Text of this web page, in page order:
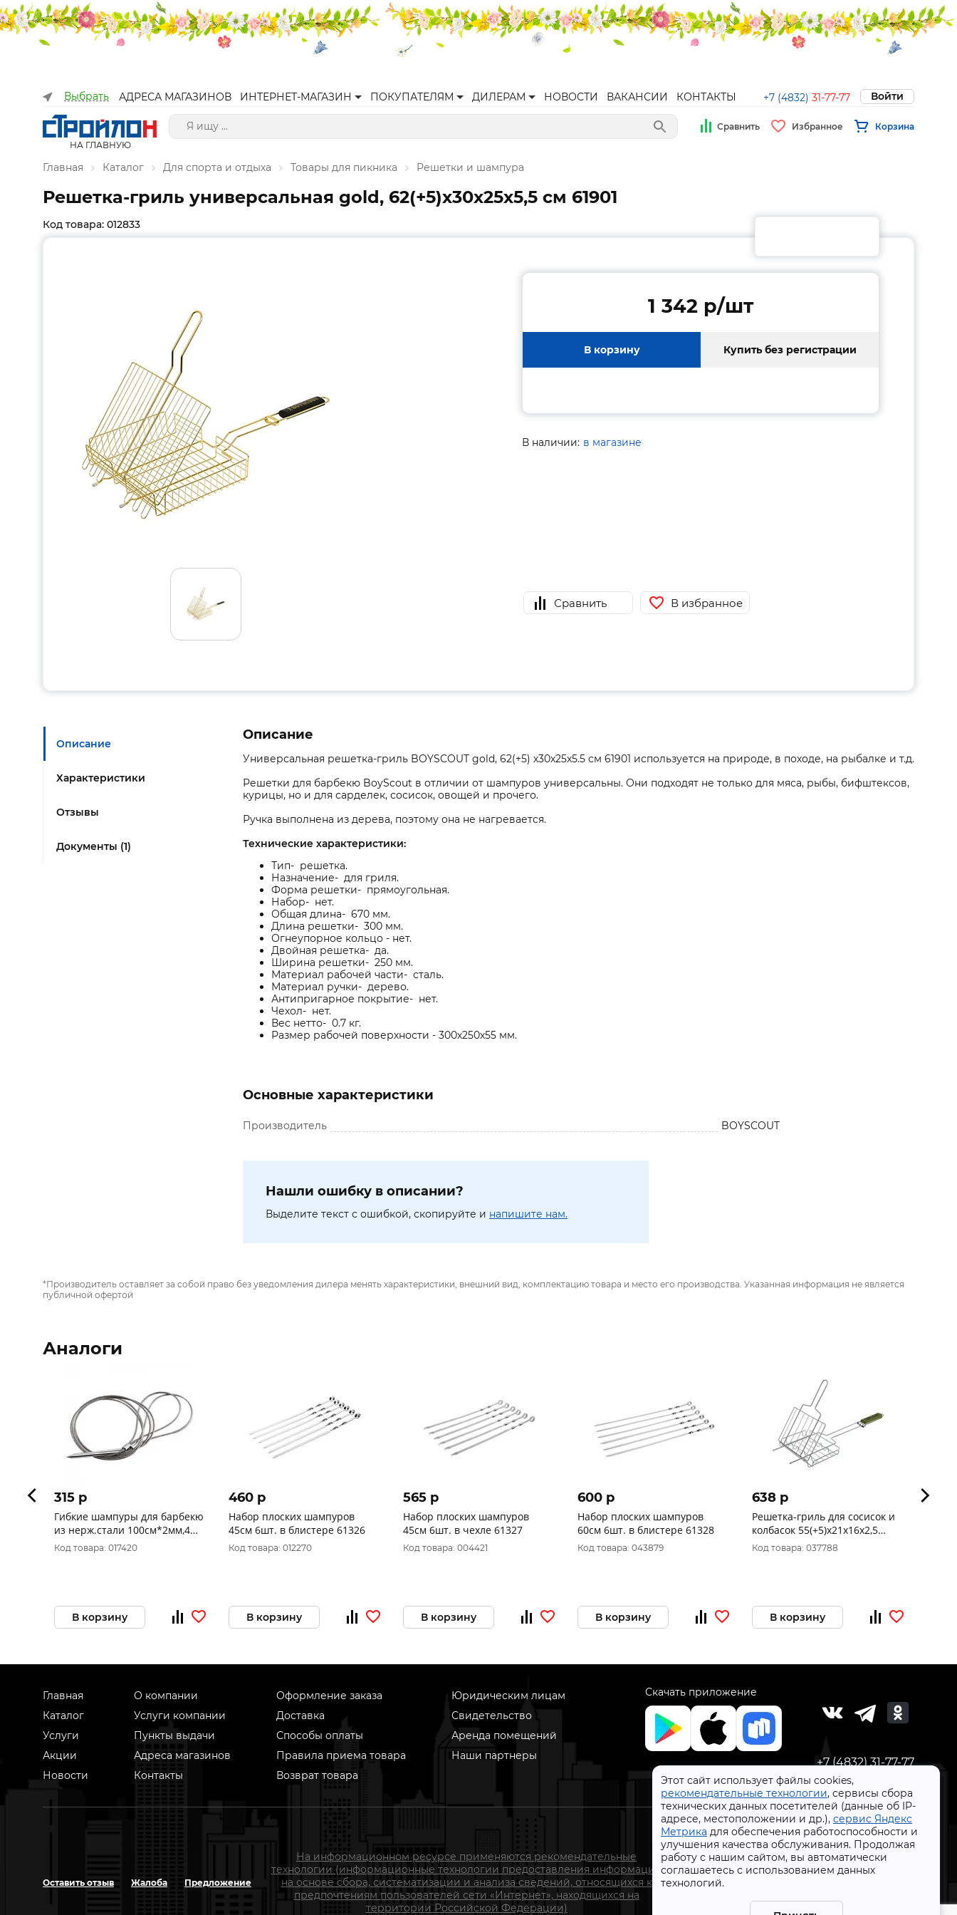
Выбрать АДРЕСА МАГАЗИНОВ ИНТЕРНЕТ-МАГАЗИН ПОКУПАТЕЛЯМ ДИЛЕРАМ НОВОСТИ ВАКАНСИИ КОНТАКТЫ +7 (4832) 31-77-77 Войти
НА ГЛАВНУЮ
Сравнить Избранное Корзина
Главная Каталог Для спорта и отдыха Товары для пикника Решетки и шампура
Этот сайт использует файлы cookies,
рекомендательные технологии, сервисы сбора
технических данных посетителей (данные об IP-
адресе, местоположении и др.), сервис Яндекс
Метрика для обеспечения работоспособности и
улучшения качества обслуживания. Продолжая
работу с нашим сайтом, вы автоматически
соглашаетесь с использованием данных
технологий.
Решетка-гриль универсальная gold, 62(+5)х30х25х5,5 см 61901
Код товара: 012833
1 342 p/шт
В корзину Купить без регистрации
В наличии: в магазине
Сравнить В избранное
Описание
Характеристики
Отзывы
Документы (1)
Описание
Универсальная решетка-гриль BOYSCOUT gold, 62(+5) х30х25х5.5 см 61901 используется на природе, в походе, на рыбалке и т.д.
Решетки для барбекю BoyScout в отличии от шампуров универсальны. Они подходят не только для мяса, рыбы, бифштексов,
курицы, но и для сарделек, сосисок, овощей и прочего.
Ручка выполнена из дерева, поэтому она не нагревается.
Технические характеристики:
Тип- решетка.
Назначение- для гриля.
Форма решетки- прямоугольная.
Набор- нет.
Общая длина- 670 мм.
Длина решетки- 300 мм.
Огнеупорное кольцо - нет.
Двойная решетка- да.
Ширина решетки- 250 мм.
Материал рабочей части- сталь.
Материал ручки- дерево.
Антипригарное покрытие- нет.
Чехол- нет.
Вес нетто- 0.7 кг.
Размер рабочей поверхности - 300х250х55 мм.
Основные характеристики
Производитель BOYSCOUT
Нашли ошибку в описании?
Выделите текст с ошибкой, скопируйте и напишите нам.
*Производитель оставляет за собой право без уведомления дилера менять характеристики, внешний вид, комплектацию товара и место его производства. Указанная информация не является
публичной офертой
Аналоги
315 p
Гибкие шампуры для барбекю
из нерж.стали 100см*2мм,4шт
в уп. 61356
Код товара: 017420
В корзину
460 p
Набор плоских шампуров
45см 6шт. в блистере 61326
Код товара: 012270
В корзину
565 p
Набор плоских шампуров
45см 6шт. в чехле 61327
Код товара: 004421
В корзину
600 p
Набор плоских шампуров
60см 6шт. в блистере 61328
Код товара: 043879
В корзину
638 p
Решетка-гриль для сосисок и
колбасок 55(+5)х21х16х2,5
см/12 61307
Код товара: 037788
В корзину
702
Главная
Каталог
Услуги
Акции
Новости
О компании
Услуги компании
Пункты выдачи
Адреса магазинов
Контакты
Оформление заказа
Доставка
Способы оплаты
Правила приема товара
Возврат товара
Юридическим лицам
Свидетельство
Аренда помещений
Наши партнеры
Скачать приложение
+7 (4832) 31-77-77
Оставить отзыв Жалоба Предложение
На информационном ресурсе применяются рекомендательные
технологии (информационные технологии предоставления информации
на основе сбора, систематизации и анализа сведений, относящихся к
предпочтениям пользователей сети «Интернет», находящихся на
территории Российской Федерации)
СтройлоН 1998-2026 г.
Публичная оферта
Обработка персональных данных
Политика конфиденциальности сервисов Яндекс